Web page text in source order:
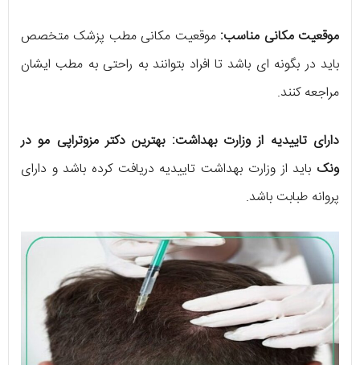
موقعیت مکانی مناسب: موقعیت مکانی مطب پزشک متخصص
باید در بگونه ای باشد تا افراد بتوانند به راحتی به مطب ایشان
مراجعه کنند.
دارای تاییدیه از وزارت بهداشت: بهترین دکتر مزوتراپی مو در
ونک باید از وزارت بهداشت تاییدیه دریافت کرده باشد و دارای
پروانه طبابت باشد.